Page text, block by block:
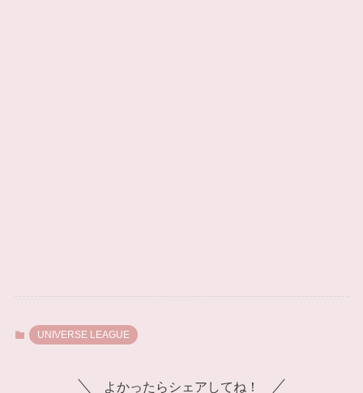
UNIVERSE LEAGUE
よかったらシェアしてね！